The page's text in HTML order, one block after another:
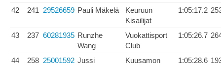
42 241 29526659 Pauli Mäkelä
Keuruun
Kisailijat
1:05:17.2
43 237 60281935 Runzhe
Wang
Vuokattisport
Club
1:05:26.7
44 258 25001592 Jussi
Kuusamon
1:05:28.6